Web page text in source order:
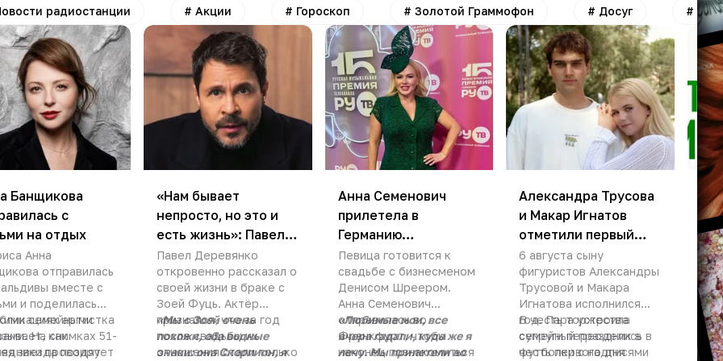
радиостанции # Акции # Гороскоп # Золотой Граммофон # Досуг #
Банщикова
с
на отдых
Анна
отправилась
вместе с
и поделилась
семейными
На снимках 51-
звезда позирует
артистка
как
проводят
«Нам бывает
непросто, но это и
есть жизнь»: Павел
Деревянко о браке с
Зоей Фуць
Павел Деревянко
откровенно рассказал о
своей жизни в браке с
Зоей Фуць. Актёр
признался, что за год
после свадьбы их
отношения стали только
«Мы с Зоей очень
похожи, оба водные
знаки: она Скорпион, я
Анна Семенович
прилетела в
Германию
знакомиться с
родителями жениха
Певица готовится к
свадьбе с бизнесменом
Денисом Шреером.
Анна Семенович
отправилась во
Франкфурт, чтобы
наконец познакомиться
«Любимые мои, все
вчера гадали, куда же я
лечу. Мы прилетели во
Александра Трусова
и Макар Игнатов
отметили первый
день рождения сына
6 августа сыну
фигуристов Александры
Трусовой и Макара
Игнатова исполнился
год. Пара устроила
семейный праздник в
честь первого дня
В честь торжества
супруги переоделись в
футболки с надписями
28
В
Но